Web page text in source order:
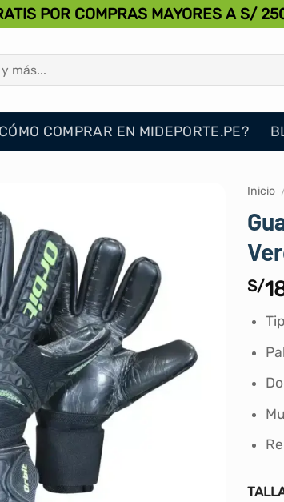
POR COMPRAS MAYORES A S/
COMPRAR EN MIDEPORTE.PE?
Inicio
S/